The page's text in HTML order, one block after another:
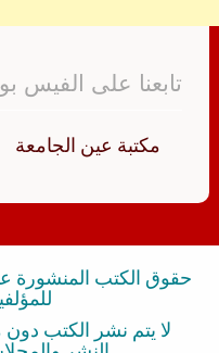
تابعنا على الفيس
‏مكتبة عين الجامعة‏
حقوق الكتب المنشورة
لا يتم نشر الكتب